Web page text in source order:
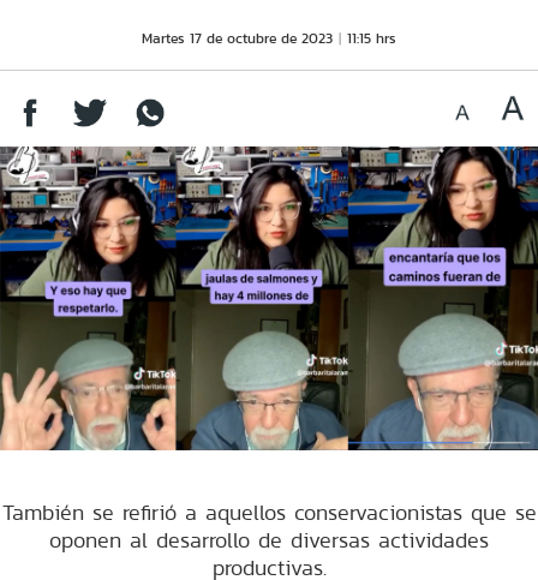
Martes 17 de octubre de 2023 11:15 hrs
También se refirió a aquellos conservacionistas que se
oponen al desarrollo de diversas actividades
productivas.